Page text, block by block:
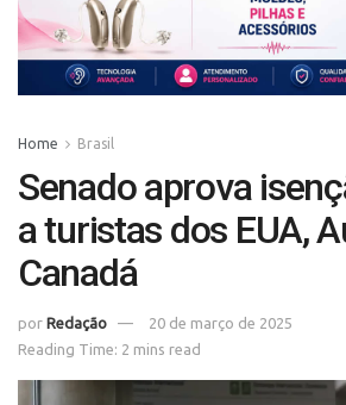
Home Brasil
Senado aprova
a turistas dos EUA,
Canadá
por Redação
20 de março de 2025
Reading Time: 2 mins read